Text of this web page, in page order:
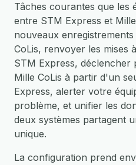
Tâches courantes que les
entre STM Express et
nouveaux
CoLis, renvoyer les mises
STM Express, déclencher
Mille CoLis à partir d'un
Express, alerter votre
problème, et unifier les
deux systèmes partagent
unique.
La configuration prend